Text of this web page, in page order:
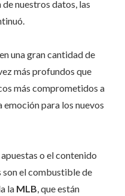
nuestros datos, las
una gran cantidad de
más profundos que
más comprometidos a
emoción para los nuevos
o el contenido
el combustible de
la MLB, que están